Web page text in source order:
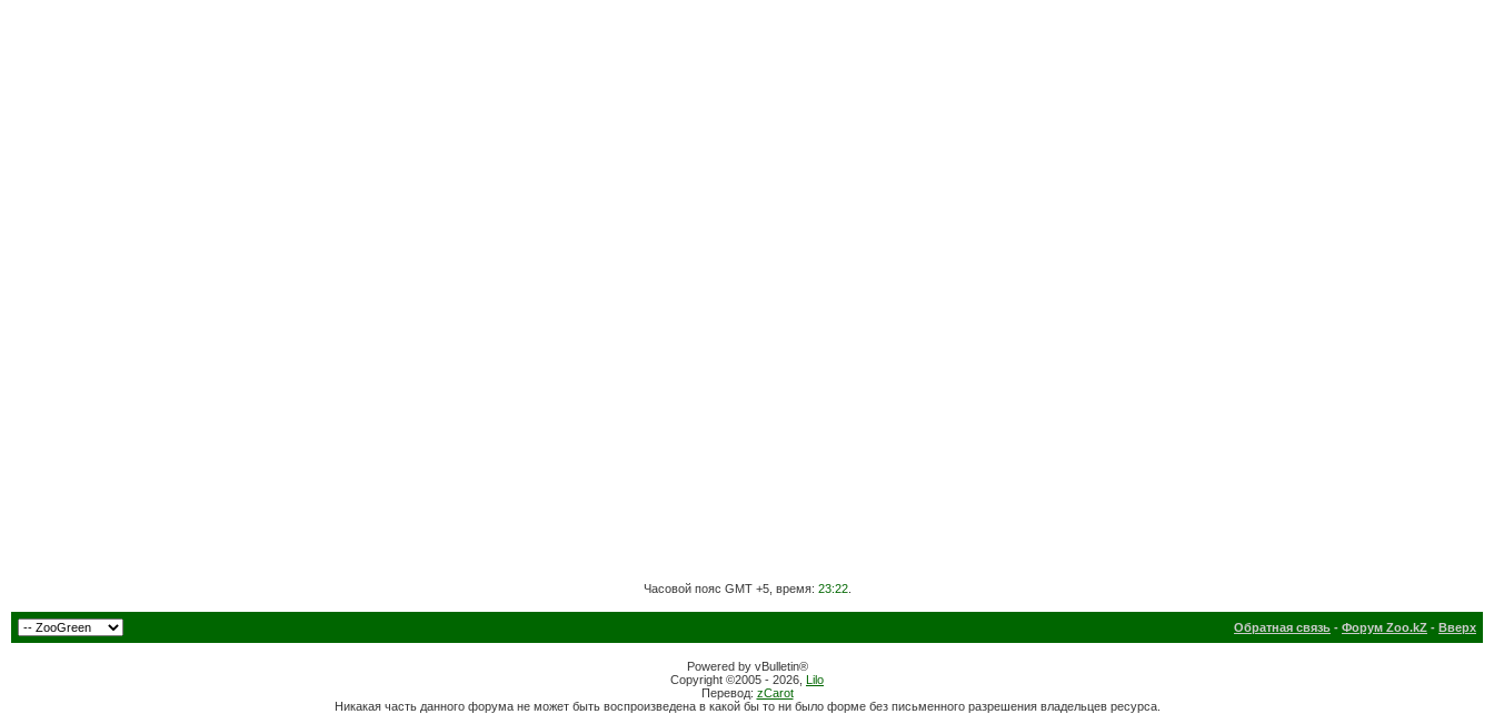
Часовой пояс GMT +5, время: 23:22.
Обратная связь - Форум Zoo.kZ - Вверх
Powered by vBulletin®
Copyright ©2005 - 2026, Lilo
Перевод: zCarot
Никакая часть данного форума не может быть воспроизведена в какой бы то ни было форме без письменного разрешения владельцев ресурса.